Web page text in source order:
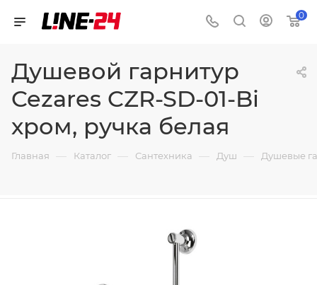
0
Душевой гарнитур
Cezares CZR-SD-01-Bi
хром, ручка белая
Главная — Каталог — Сантехника — Душ — Душевые